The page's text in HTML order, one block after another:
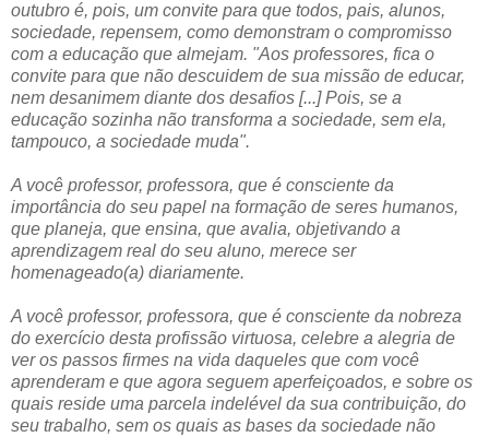
outubro é, pois, um convite para que todos, pais, alunos,
sociedade, repensem, como demonstram o compromisso
com a educação que almejam. "Aos professores, fica o
convite para que não descuidem de sua missão de educar,
nem desanimem diante dos desafios [...] Pois, se a
educação sozinha não transforma a sociedade, sem ela,
tampouco, a sociedade muda".
A você professor, professora, que é consciente da
importância do seu papel na formação de seres humanos,
que planeja, que ensina, que avalia, objetivando a
aprendizagem real do seu aluno, merece ser
homenageado(a) diariamente.
A você professor, professora, que é consciente da nobreza
do exercício desta profissão virtuosa, celebre a alegria de
ver os passos firmes na vida daqueles que com você
aprenderam e que agora seguem aperfeiçoados, e sobre os
quais reside uma parcela indelével da sua contribuição, do
seu trabalho, sem os quais as bases da sociedade não